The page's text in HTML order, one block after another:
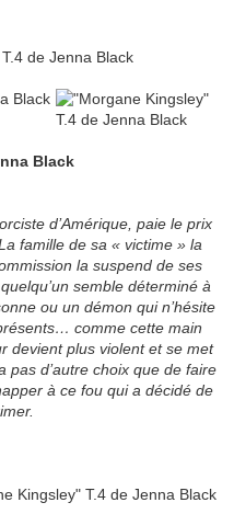
d’Amérique, paie le prix
famille de sa « victime » la
la suspend de ses
semble déterminé à
ou un démon qui n’hésite
comme cette main
devient plus violent et se met
pas d’autre choix que de faire
à ce fou qui a décidé de